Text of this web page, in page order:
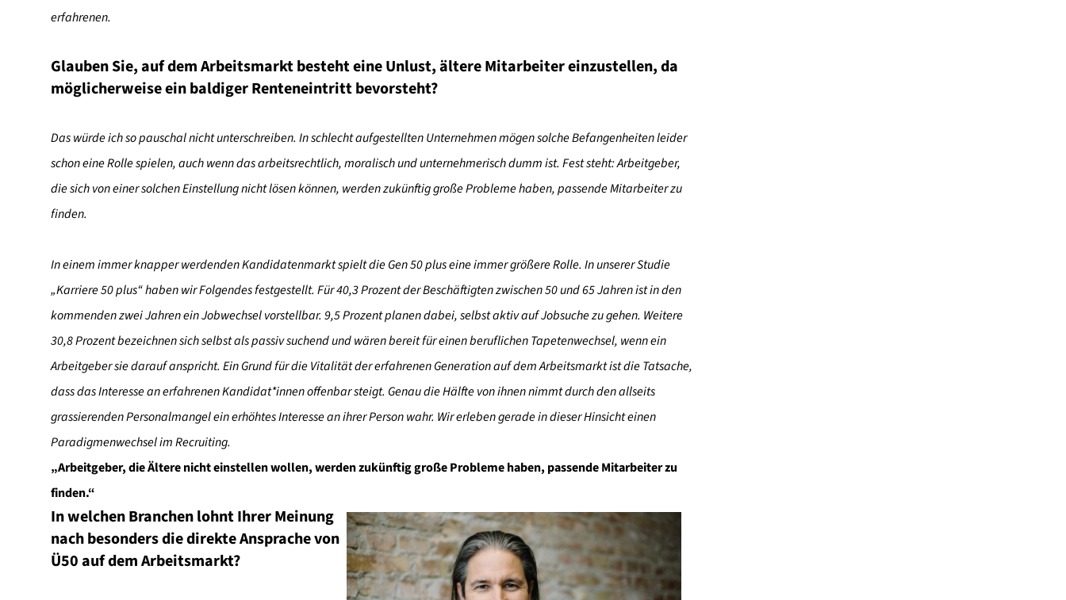
erfahrenen.
Glauben Sie, auf dem Arbeitsmarkt besteht eine Unlust, ältere Mitarbeiter einzustellen, da
möglicherweise ein baldiger Renteneintritt bevorsteht?
Das würde ich so pauschal nicht unterschreiben. In schlecht aufgestellten Unternehmen mögen solche Befangenheiten leider
schon eine Rolle spielen, auch wenn das arbeitsrechtlich, moralisch und unternehmerisch dumm ist. Fest steht: Arbeitgeber,
die sich von einer solchen Einstellung nicht lösen können, werden zukünftig große Probleme haben, passende Mitarbeiter zu
finden.
In einem immer knapper werdenden Kandidatenmarkt spielt die Gen 50 plus eine immer größere Rolle. In unserer Studie
„Karriere 50 plus“ haben wir Folgendes festgestellt. Für 40,3 Prozent der Beschäftigten zwischen 50 und 65 Jahren ist in den
kommenden zwei Jahren ein Jobwechsel vorstellbar. 9,5 Prozent planen dabei, selbst aktiv auf Jobsuche zu gehen. Weitere
30,8 Prozent bezeichnen sich selbst als passiv suchend und wären bereit für einen beruflichen Tapetenwechsel, wenn ein
Arbeitgeber sie darauf anspricht. Ein Grund für die Vitalität der erfahrenen Generation auf dem Arbeitsmarkt ist die Tatsache,
dass das Interesse an erfahrenen Kandidat*innen offenbar steigt. Genau die Hälfte von ihnen nimmt durch den allseits
grassierenden Personalmangel ein erhöhtes Interesse an ihrer Person wahr. Wir erleben gerade in dieser Hinsicht einen
Paradigmenwechsel im Recruiting.
„Arbeitgeber, die Ältere nicht einstellen wollen, werden zukünftig große Probleme haben, passende Mitarbeiter zu
finden.“
In welchen Branchen lohnt Ihrer Meinung
nach besonders die direkte Ansprache von
Ü50 auf dem Arbeitsmarkt?